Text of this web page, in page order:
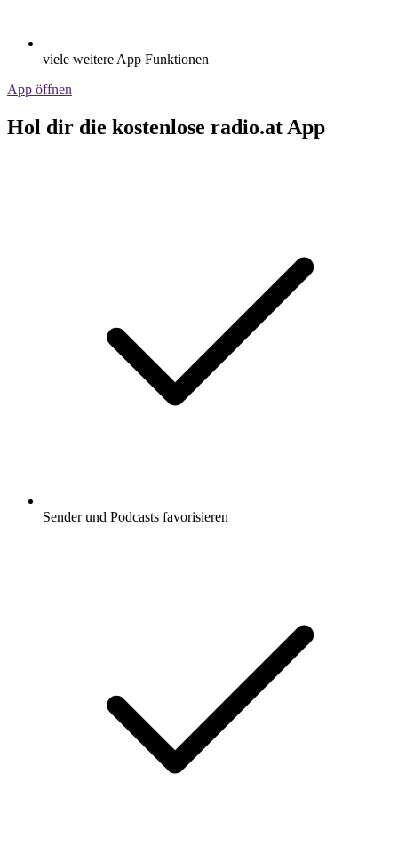
viele weitere App Funktionen
App öffnen
Hol dir die kostenlose radio.at App
Sender und Podcasts favorisieren